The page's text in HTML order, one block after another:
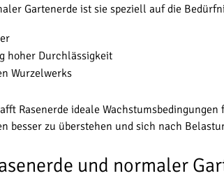
Gartenerde ist sie speziell auf die
hoher Durchlässigkeit
Wurzelwerks
Rasenerde ideale
besser zu überstehen und sich nach
und normaler